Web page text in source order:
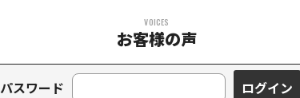
VOICES
お客様の声
パスワード